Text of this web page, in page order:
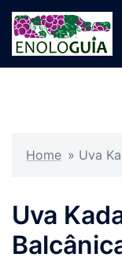
Pular
para
conteúdo
Home » Uva
Uva